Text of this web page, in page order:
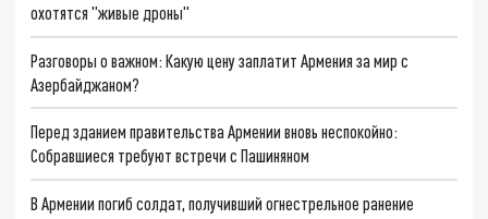
охотятся "живые дроны"
Разговоры о важном: Какую цену заплатит Армения за мир с
Азербайджаном?
Перед зданием правительства Армении вновь неспокойно:
Собравшиеся требуют встречи с Пашиняном
В Армении погиб солдат, получивший огнестрельное ранение